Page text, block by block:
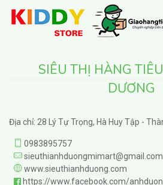
SIÊU THỊ HÀNG
DƯƠNG
Địa chỉ: 28 Lý Tự Trọng, Hà Huy Tập -
0983895757
sieuthianhduongmimart@gmail.com
www.sieuthianhduong.com
https://www.facebook.com/